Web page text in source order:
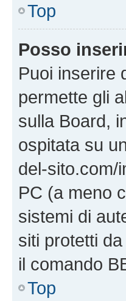
Top
Posso
Puoi inserire
permette gli
sulla Board,
ospitata su
del-sito.com/
PC (a meno
sistemi di
siti protetti
il comando
Top